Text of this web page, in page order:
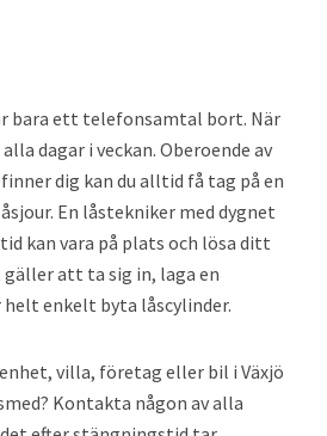
bara ett telefonsamtal bort. När
dagar i veckan. Oberoende av
dig kan du alltid få tag på en
En låstekniker med dygnet
kan vara på plats och lösa ditt
att ta sig in, laga en
enkelt byta låscylinder.
villa, företag eller bil i Växjö
Kontakta någon av alla